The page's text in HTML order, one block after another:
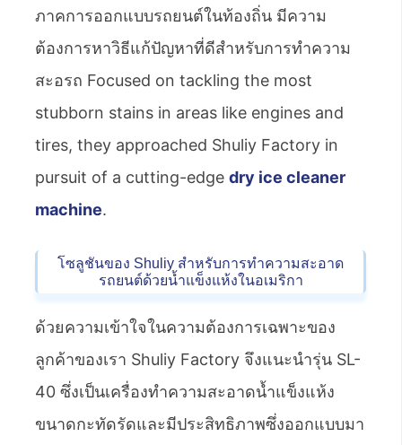
ภาคการออกแบบรถยนต์ในท้องถิ่น มีความ
ต้องการหาวิธีแก้ปัญหาที่ดีสำหรับการทำความ
สะอรถ Focused on tackling the most
stubborn stains in areas like engines and
tires, they approached Shuliy Factory in
pursuit of a cutting-edge dry ice cleaner
machine.
โซลูชันของ Shuliy สำหรับการทำความสะอาด
รถยนต์ด้วยน้ำแข็งแห้งในอเมริกา
ด้วยความเข้าใจในความต้องการเฉพาะของ
ลูกค้าของเรา Shuliy Factory จึงแนะนำรุ่น SL-
40 ซึ่งเป็นเครื่องทำความสะอาดน้ำแข็งแห้ง
ขนาดกะทัดรัดและมีประสิทธิภาพซึ่งออกแบบมา